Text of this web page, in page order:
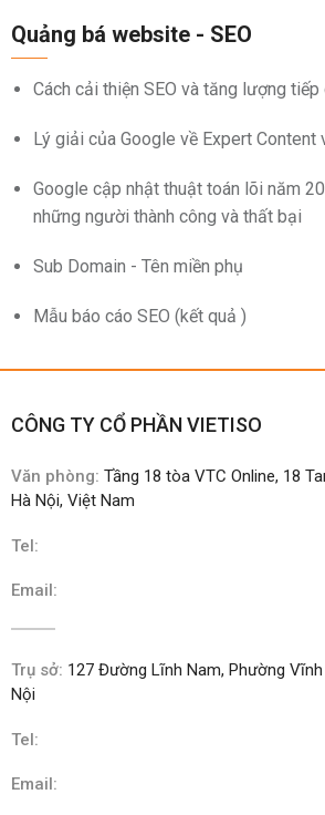
Quảng bá website - SEO
Cách cải thiện SEO và tăng lượng
Lý giải của Google về Expert Content
Google cập nhật thuật toán lõi năm
những người thành công và thất bại
Sub Domain - Tên miền phụ
Mẫu báo cáo SEO (kết quả )
CÔNG TY CỔ PHẦN VIETISO
Văn phòng: Tầng 18 tòa VTC Online, 18
Hà Nội, Việt Nam
Tel:
Email:
Trụ sở: 127 Đường Lĩnh Nam, Phường
Nội
Tel:
Email: